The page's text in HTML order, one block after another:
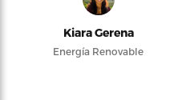
Kiara Gerena
Energía Renovable